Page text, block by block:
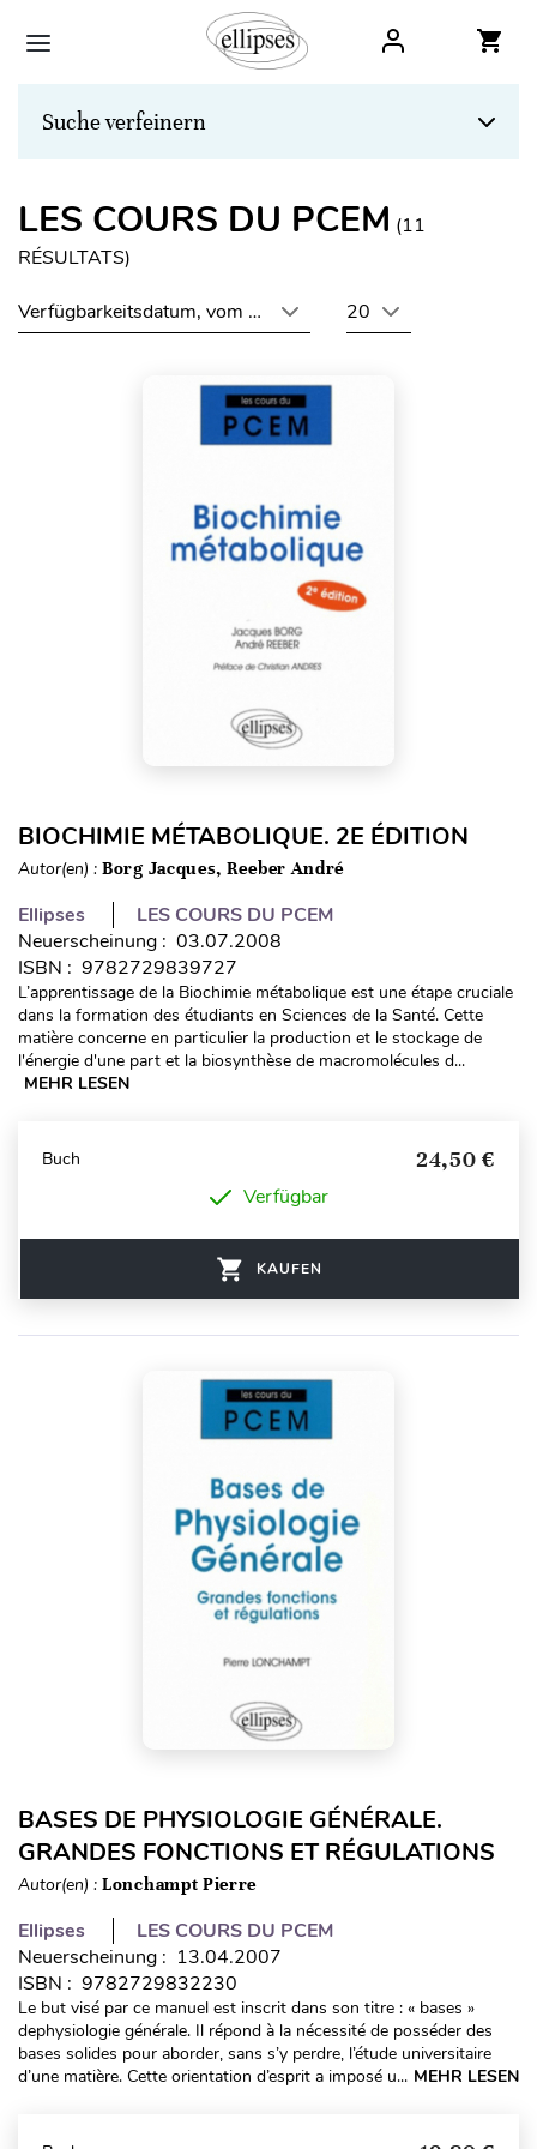
Suche verfeinern
LES COURS DU PCEM (11
RÉSULTATS)
Verfügbarkeitsdatum, vom neuesten zum ältesten
20
BIOCHIMIE MÉTABOLIQUE. 2E ÉDITION
Autor(en) : Borg Jacques, Reeber André
Ellipses
LES COURS DU PCEM
Neuerscheinung : 03.07.2008
ISBN : 9782729839727
L’apprentissage de la Biochimie métabolique est une étape cruciale
dans la formation des étudiants en Sciences de la Santé. Cette
matière concerne en particulier la production et le stockage de
l'énergie d'une part et la biosynthèse de macromolécules d...
MEHR LESEN
Buch 24,50 €
Verfügbar
KAUFEN
BASES DE PHYSIOLOGIE GÉNÉRALE.
GRANDES FONCTIONS ET RÉGULATIONS
Autor(en) : Lonchampt Pierre
Ellipses
LES COURS DU PCEM
Neuerscheinung : 13.04.2007
ISBN : 9782729832230
Le but visé par ce manuel est inscrit dans son titre : « bases »
dephysiologie générale. Il répond à la nécessité de posséder des
bases solides pour aborder, sans s’y perdre, l’étude universitaire
d’une matière. Cette orientation d’esprit a imposé u... MEHR LESEN